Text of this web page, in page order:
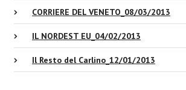
CORRIERE DEL VENETO_08/03/2013
IL NORDEST EU_04/02/2013
Il Resto del Carlino_12/01/2013